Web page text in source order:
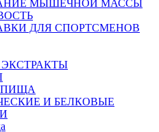
МЫШЕЧНОЙ МАССЫ
ДЛЯ СПОРТСМЕНОВ
ПИЩА
И БЕЛКОВЫЕ